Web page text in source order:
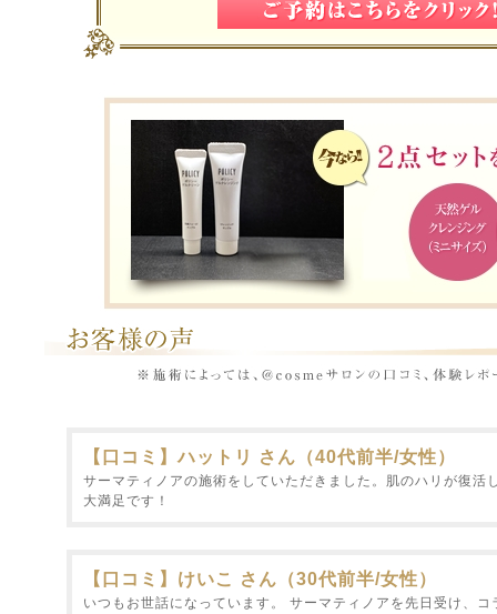
【口コミ】ハットリ さん（40代前半/女性）
サーマティノアの施術をしていただきました。肌のハリが復活
大満足です！
【口コミ】けいこ さん（30代前半/女性）
いつもお世話になっています。 サーマティノアを先日受け、